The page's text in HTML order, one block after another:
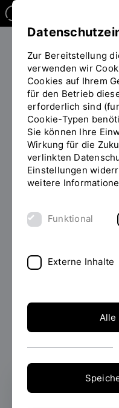
PERSONEN
Jan Zentgraf
Zum
Zur Bereitstellung
verwenden wir
Cookies auf Ihrem
für den Betrieb
erforderlich sind
Cookie-Typen
Sie können Ihre
Wirkung für die
verlinkten
Einstellungen
weitere
Funktional
Externe Inhalte
Alle